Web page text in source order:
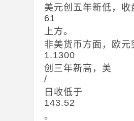
美元创五年新低，收
61
上方。
非美货币方面，欧元
1.1300
创三年新高，美
/
日收低于
143.52
。